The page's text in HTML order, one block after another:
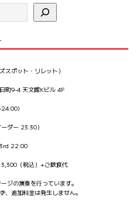
ポット・リレット）
町9-4 天文館Kビル 4F
ダー 23:30）
22:00
（税込）+ご飲食代
ジの演奏を行っています。
、追加料金は発生しません。